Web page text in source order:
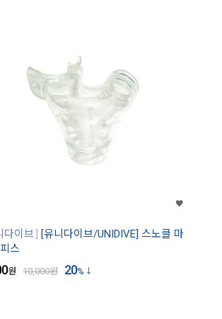
다이브
[유니다이브/UNIDIVE] 스노클 마
스
원 10,000원 20%